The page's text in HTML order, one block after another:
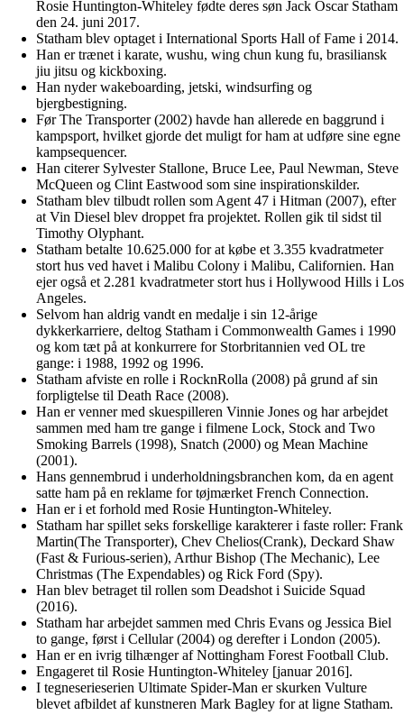
Rosie Huntington-Whiteley fødte deres søn Jack Oscar Statham
den 24. juni 2017.
Statham blev optaget i International Sports Hall of Fame i 2014.
Han er trænet i karate, wushu, wing chun kung fu, brasiliansk
jiu jitsu og kickboxing.
Han nyder wakeboarding, jetski, windsurfing og
bjergbestigning.
Før The Transporter (2002) havde han allerede en baggrund i
kampsport, hvilket gjorde det muligt for ham at udføre sine egne
kampsequencer.
Han citerer Sylvester Stallone, Bruce Lee, Paul Newman, Steve
McQueen og Clint Eastwood som sine inspirationskilder.
Statham blev tilbudt rollen som Agent 47 i Hitman (2007), efter
at Vin Diesel blev droppet fra projektet. Rollen gik til sidst til
Timothy Olyphant.
Statham betalte 10.625.000 for at købe et 3.355 kvadratmeter
stort hus ved havet i Malibu Colony i Malibu, Californien. Han
ejer også et 2.281 kvadratmeter stort hus i Hollywood Hills i Los
Angeles.
Selvom han aldrig vandt en medalje i sin 12-årige
dykkerkarriere, deltog Statham i Commonwealth Games i 1990
og kom tæt på at konkurrere for Storbritannien ved OL tre
gange: i 1988, 1992 og 1996.
Statham afviste en rolle i RocknRolla (2008) på grund af sin
forpligtelse til Death Race (2008).
Han er venner med skuespilleren Vinnie Jones og har arbejdet
sammen med ham tre gange i filmene Lock, Stock and Two
Smoking Barrels (1998), Snatch (2000) og Mean Machine
(2001).
Hans gennembrud i underholdningsbranchen kom, da en agent
satte ham på en reklame for tøjmærket French Connection.
Han er i et forhold med Rosie Huntington-Whiteley.
Statham har spillet seks forskellige karakterer i faste roller: Frank
Martin(The Transporter), Chev Chelios(Crank), Deckard Shaw
(Fast & Furious-serien), Arthur Bishop (The Mechanic), Lee
Christmas (The Expendables) og Rick Ford (Spy).
Han blev betraget til rollen som Deadshot i Suicide Squad
(2016).
Statham har arbejdet sammen med Chris Evans og Jessica Biel
to gange, først i Cellular (2004) og derefter i London (2005).
Han er en ivrig tilhænger af Nottingham Forest Football Club.
Engageret til Rosie Huntington-Whiteley [januar 2016].
I tegneserieserien Ultimate Spider-Man er skurken Vulture
blevet afbildet af kunstneren Mark Bagley for at ligne Statham.